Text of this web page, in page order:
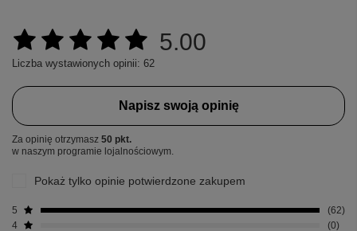
5.00
Liczba wystawionych opinii: 62
Napisz swoją opinię
Za opinię otrzymasz 50 pkt.
w naszym programie lojalnościowym.
Pokaż tylko opinie potwierdzone zakupem
5
62
4
0